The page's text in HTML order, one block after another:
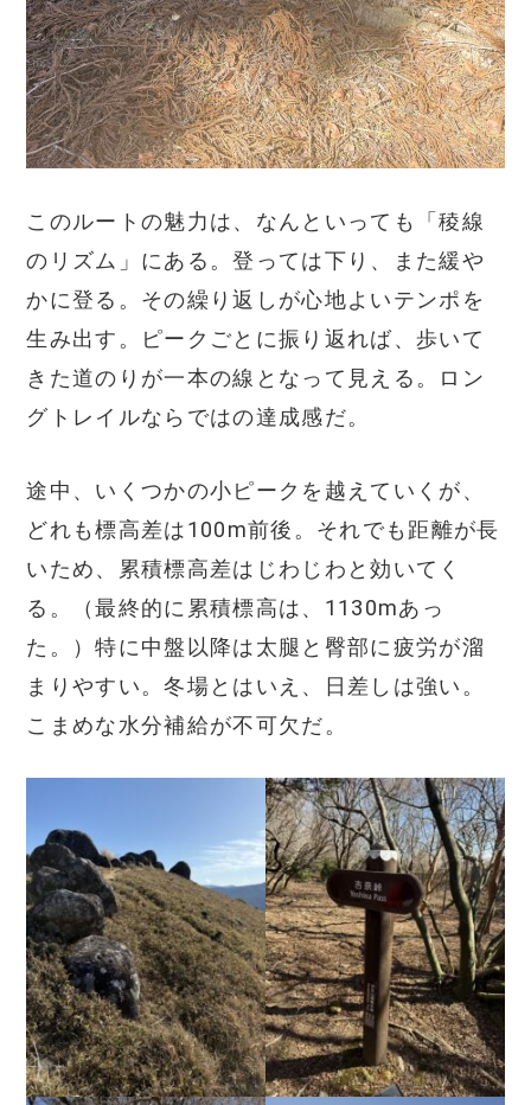
このルートの魅力は、なんといっても「稜線
のリズム」にある。登っては下り、また緩や
かに登る。その繰り返しが心地よいテンポを
生み出す。ピークごとに振り返れば、歩いて
きた道のりが一本の線となって見える。ロン
グトレイルならではの達成感だ。
途中、いくつかの小ピークを越えていくが、
どれも標高差は100m前後。それでも距離が長
いため、累積標高差はじわじわと効いてく
る。（最終的に累積標高は、1130mあっ
た。）特に中盤以降は太腿と臀部に疲労が溜
まりやすい。冬場とはいえ、日差しは強い。
こまめな水分補給が不可欠だ。